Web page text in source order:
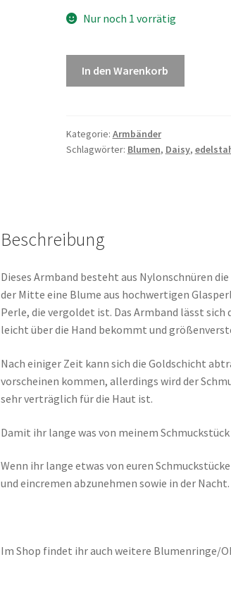
Nur noch 1 vorrätig
In den Warenkorb
Kategorie: Armbänder
Schlagwörter: Blumen, Daisy,
Beschreibung
Dieses Armband besteht aus Nylonschnüren
der Mitte eine Blume aus hochwertigen
Perle, die vergoldet ist. Das Armband lässt sich
leicht über die Hand bekommt und
Nach einiger Zeit kann sich die Goldschicht
vorscheinen kommen, allerdings wird der
sehr verträglich für die Haut ist.
Damit ihr lange was von meinem
Wenn ihr lange etwas von euren
und eincremen abzunehmen sowie in der
Im Shop findet ihr auch weitere Blumenringe/